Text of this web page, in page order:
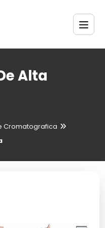
Alta
Cromatografica